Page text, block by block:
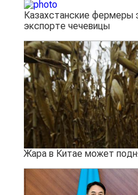
Казахстанские фермеры
экспорте чечевицы
Жара в Китае может